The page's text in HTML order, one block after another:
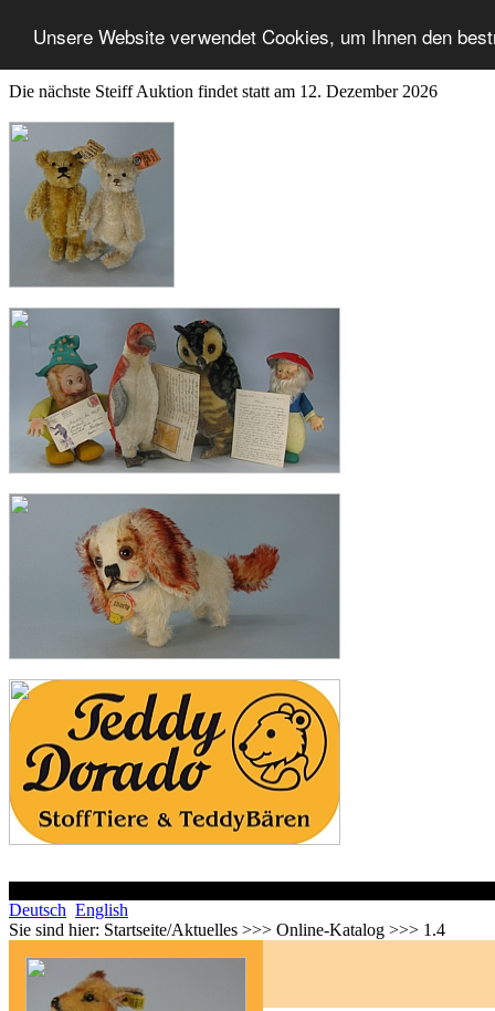
Unsere Website verwendet Cookies, um Ihnen den
Die nächste Steiff Auktion findet statt am 12. Dezember 2026
Deutsch English
Sie sind hier: Startseite/Aktuelles >>> Online-Katalog >>> 1.4